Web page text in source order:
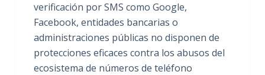
verificación por SMS como Google,
Facebook, entidades bancarias o
administraciones públicas no disponen de
protecciones eficaces contra los abusos del
ecosistema de números de teléfono